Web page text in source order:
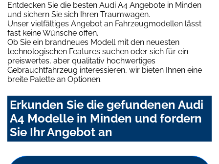
Entdecken Sie die besten Audi A4 Angebote in Minden
und sichern Sie sich Ihren Traumwagen.
Unser vielfältiges Angebot an Fahrzeugmodellen lässt
fast keine Wünsche offen.
Ob Sie ein brandneues Modell mit den neuesten
technologischen Features suchen oder sich für ein
preiswertes, aber qualitativ hochwertiges
Gebrauchtfahrzeug interessieren, wir bieten Ihnen eine
breite Palette an Optionen.
Erkunden Sie die gefundenen Audi
A4 Modelle in Minden und fordern
Sie Ihr Angebot an